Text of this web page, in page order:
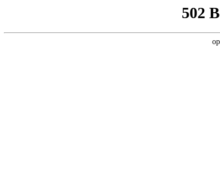
502